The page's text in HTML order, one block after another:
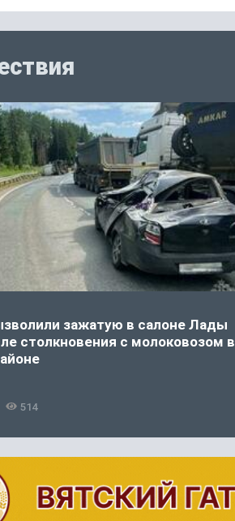
зажатую в салоне Лады
столкновения с молоковозом в
514